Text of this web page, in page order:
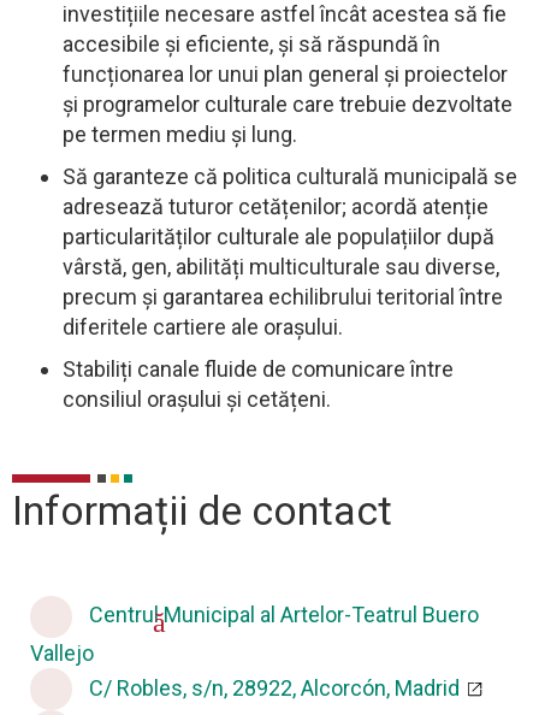
investițiile necesare astfel încât acestea să fie
accesibile și eficiente, și să răspundă în
funcționarea lor unui plan general și proiectelor
și programelor culturale care trebuie dezvoltate
pe termen mediu și lung.
Să garanteze că politica culturală municipală se
adresează tuturor cetățenilor; acordă atenție
particularităților culturale ale populațiilor după
vârstă, gen, abilități multiculturale sau diverse,
precum și garantarea echilibrului teritorial între
diferitele cartiere ale orașului.
Stabiliți canale fluide de comunicare între
consiliul orașului și cetățeni.
Informații de contact
acasă
Centrul Municipal al Artelor-Teatrul Buero
Vallejo
locC/ Robles, s/n, 28922, Alcorcón, Madrid